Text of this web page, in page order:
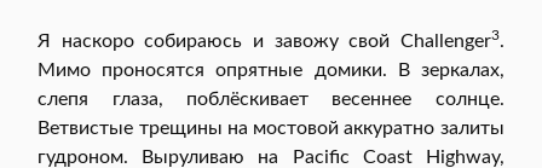
Я наскоро собираюсь и завожу свой Challenger3.
Мимо проносятся опрятные домики. В зеркалах,
слепя глаза, поблёскивает весеннее солнце.
Ветвистые трещины на мостовой аккуратно залиты
гудроном. Выруливаю на Pacific Coast Highway,